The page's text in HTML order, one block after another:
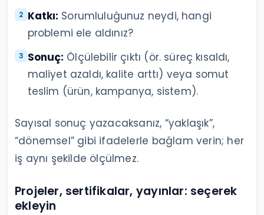
Katkı: Sorumluluğunuz neydi, hangi
problemi ele aldınız?
Sonuç: Ölçülebilir çıktı (ör. süreç kısaldı,
maliyet azaldı, kalite arttı) veya somut
teslim (ürün, kampanya, sistem).
Sayısal sonuç yazacaksanız, “yaklaşık”,
“dönemsel” gibi ifadelerle bağlam verin; her
iş aynı şekilde ölçülmez.
Projeler, sertifikalar, yayınlar: seçerek
ekleyin